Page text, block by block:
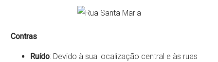
Contras
Ruído: Devido à sua localização central e às ruas